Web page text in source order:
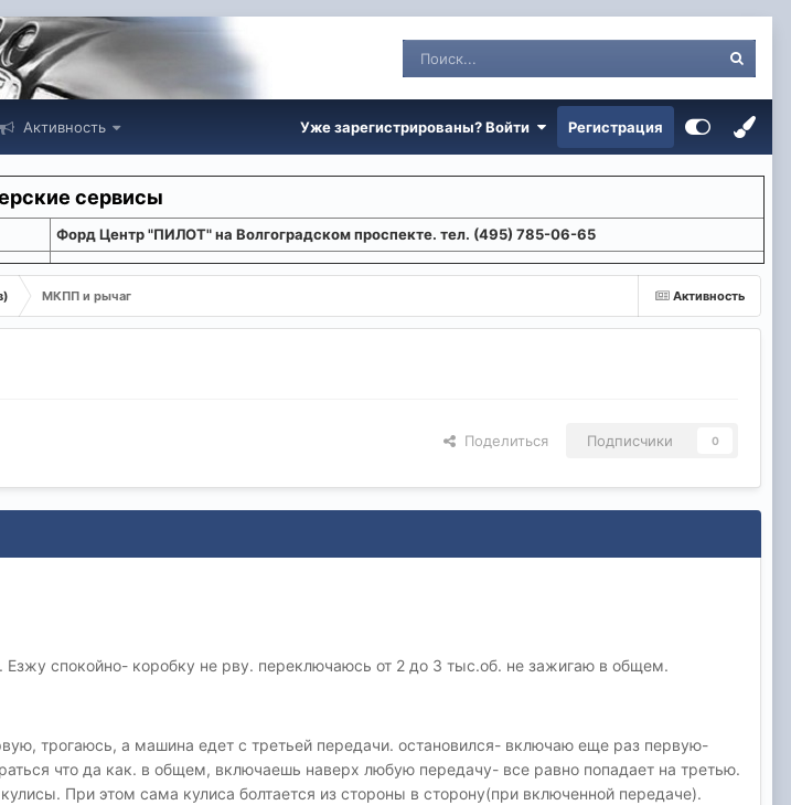
Активность Уже зарегистрированы? Войти Регистрация
сервисы
Форд Центр "ПИЛОТ" на Волгоградском проспекте. тел. (495) 785-06-65
Активность
МКПП и рычаг
Поделиться Подписчики 0
спокойно- коробку не рву. переключаюсь от 2 до 3 тыс.об. не зажигаю в общем.
трогаюсь, а машина едет с третьей передачи. остановился- включаю еще раз первую-
что да как. в общем, включаешь наверх любую передачу- все равно попадает на третью.
При этом сама кулиса болтается из стороны в сторону(при включенной передаче).